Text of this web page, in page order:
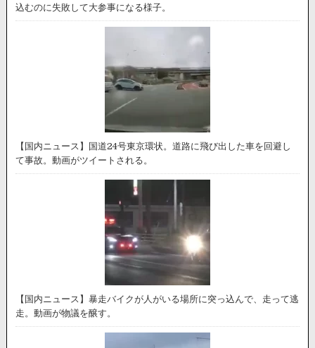
込むのに失敗して大参事になる様子。
【国内ニュース】国道24号東京環状。道路に飛び出した車を回避し
て事故。動画がツイートされる。
【国内ニュース】暴走バイクが人がいる場所に突っ込んで、走って逃
走。動画が物議を醸す。